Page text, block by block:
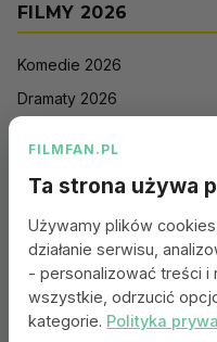
FILMY 2026
Komedie 2026
Dramaty 2026
Sci-Fi 2026
Animacje 2026
Romantyczne 2026
FILMFAN.PL
Ta strona używa
Używamy plików
działanie serwisu,
- personalizować treści i
wszystkie, odrzucić
kategorie. Polityka